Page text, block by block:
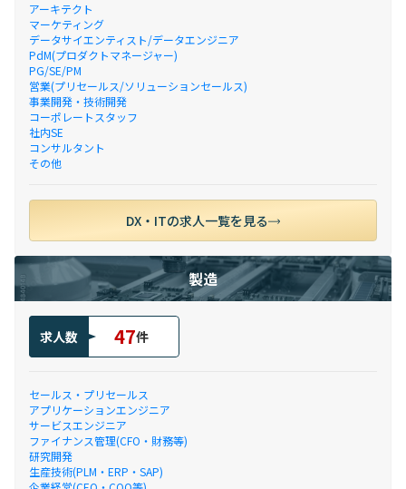
アーキテクト
マーケティング
データサイエンティスト/データエンジニア
PdM(プロダクトマネージャー)
PG/SE/PM
営業(プリセールス/ソリューションセールス)
事業開発・技術開発
コーポレートスタッフ
社内SE
コンサルタント
その他
DX・ITの求人一覧を見る
製造
求人数 47件
セールス・プリセールス
アプリケーションエンジニア
サービスエンジニア
ファイナンス管理(CFO・財務等)
研究開発
生産技術(PLM・ERP・SAP)